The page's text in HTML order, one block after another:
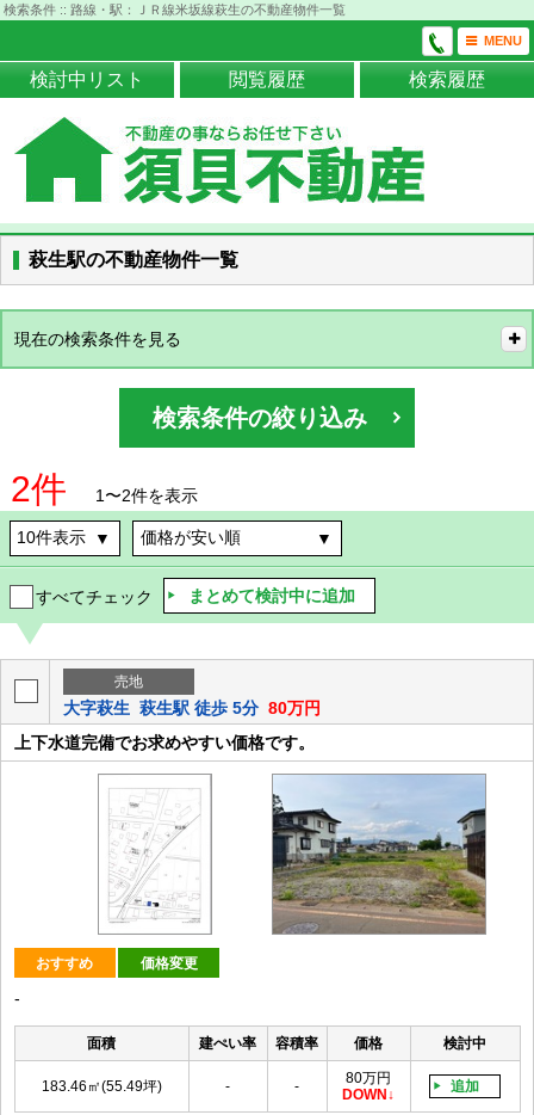
検索条件 :: 路線・駅：ＪＲ線米坂線萩生の不動産物件一覧
MENU
検討中リスト 閲覧履歴 検索履歴
萩生駅の不動産物件一覧
現在の検索条件を見る
検索条件の絞り込み
2件 1〜2件を表示
すべてチェック まとめて検討中に追加
売地
大字萩生 萩生駅 徒歩 5分 80万円
上下水道完備でお求めやすい価格です。
おすすめ 価格変更
-
面積 建ぺい率 容積率 価格 検討中
183.46㎡(55.49坪) - -
80万円
DOWN
追加